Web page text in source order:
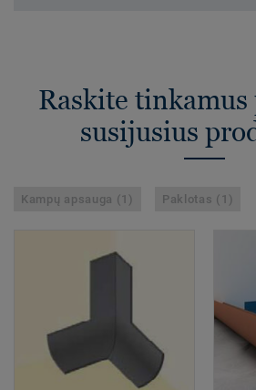
Raskite
susijusius
Kampų apsauga (1) Paklotas (1)